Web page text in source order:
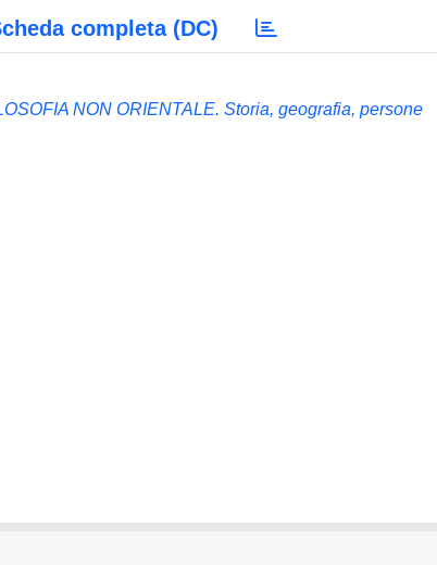
completa (DC)
NON ORIENTALE. Storia, geografia, persone